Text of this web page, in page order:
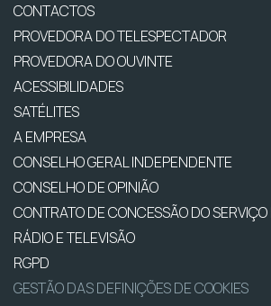
CONTACTOS
PROVEDORA DO TELESPECTADOR
PROVEDORA DO OUVINTE
ACESSIBILIDADES
SATÉLITES
A EMPRESA
CONSELHO GERAL INDEPENDENTE
CONSELHO DE OPINIÃO
CONTRATO DE CONCESSÃO DO
RÁDIO E TELEVISÃO
RGPD
GESTÃO DAS DEFINIÇÕES DE COOKIES